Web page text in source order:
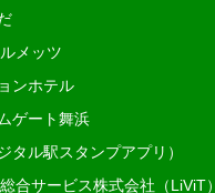
メッツ
ンホテル
ゲート舞浜
タル駅スタンプアプリ）
合サービス株式会社（LiViT）